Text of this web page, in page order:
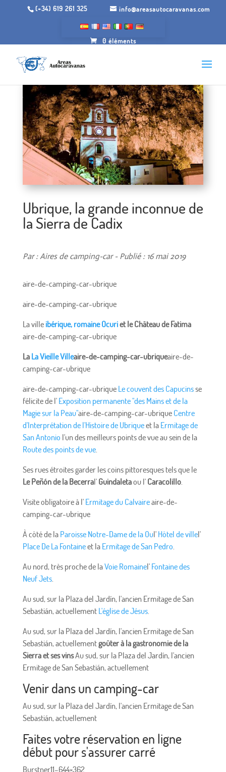
(+34) 619 261 325 info@areasautocaravanas.com
0 éléments
Ubrique, la grande inconnue de
la Sierra de Cadix
Par : Aires de camping-car - Publié : 16 mai 2019
aire-de-camping-car-ubrique
aire-de-camping-car-ubrique
La ville ibérique, romaine Ocuriet le Château de Fatima
aire-de-camping-car-ubrique
La La Vieille Villeaire-de-camping-car-ubriqueaire-de-
camping-car-ubrique
aire-de-camping-car-ubrique Le couvent des Capucinsse
félicite de l' Exposition permanente "des Mains et de la
Magie sur la Peau"aire-de-camping-car-ubrique Centre
d'Interprétation de l'Histoire de Ubriqueet la Ermitage de
San Antonio l'un des meilleurs points de vue au sein de la
Route des points de vue.
Ses rues étroites garder les coins pittoresques tels que le
Le Peñón de la Becerral'Guindaletaou l' Caracolillo.
Visite obligatoire à l' Ermitage du Calvaireaire-de-
camping-car-ubrique
À côté de la Paroisse Notre-Dame de la Oul' Hôtel de villel'
Place De La Fontaineet la Ermitage de San Pedro.
Au nord, très proche de laVoie Romainel' Fontaine des
Neuf Jets.
Au sud, sur la Plaza del Jardín, l'ancien Ermitage de San
Sebastián, actuellement L'église de Jésus.
Au sud, sur la Plaza del Jardín, l'ancien Ermitage de San
Sebastián, actuellementgoûter à la gastronomie de la
Sierra et ses vinsAu sud, sur la Plaza del Jardín, l'ancien
Ermitage de San Sebastián, actuellement
Venir dans un camping-car
Au sud, sur la Plaza del Jardín, l'ancien Ermitage de San
Sebastián, actuellement
Faites votre réservation en ligne
début pour s'assurer carré
Burstner11–644×362